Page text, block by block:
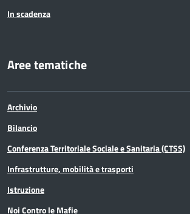
In scadenza
Aree tematiche
Archivio
Bilancio
Conferenza Territoriale Sociale e Sanitaria (CTSS)
Infrastrutture, mobilità e trasporti
Istruzione
Noi Contro le Mafie